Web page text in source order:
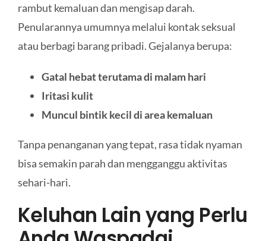
rambut kemaluan dan mengisap darah.
Penularannya umumnya melalui kontak seksual
atau berbagi barang pribadi. Gejalanya berupa:
Gatal hebat terutama di malam hari
Iritasi kulit
Muncul bintik kecil di area kemaluan
Tanpa penanganan yang tepat, rasa tidak nyaman
bisa semakin parah dan mengganggu aktivitas
sehari-hari.
Keluhan Lain yang Perlu